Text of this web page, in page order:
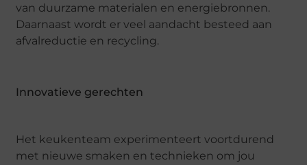
van duurzame materialen en energiebronnen.
Daarnaast wordt er veel aandacht besteed aan
afvalreductie en recycling.
Innovatieve gerechten
Het keukenteam experimenteert voortdurend
met nieuwe smaken en technieken om jou